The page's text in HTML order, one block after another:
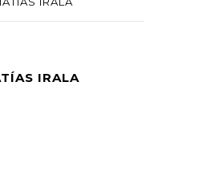
IRALA